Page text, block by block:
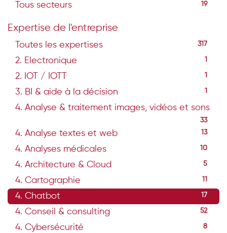
Tous secteurs 19
Expertise de l'entreprise
Toutes les expertises 317
2. Electronique 1
2. IOT / IOTT 1
3. BI & aide à la décision 1
4. Analyse & traitement images, vidéos et sons
33
4. Analyse textes et web 13
4. Analyses médicales 10
4. Architecture & Cloud 5
4. Cartographie
4. Chatbot 17
4. Conseil & consulting 52
4. Cybersécurité 8